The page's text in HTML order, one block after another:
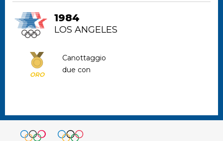
1984
LOS ANGELES
ORO
Canottaggio
due con